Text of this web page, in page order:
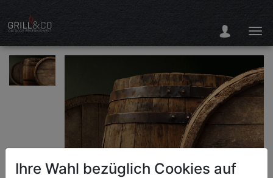
Ihre Wahl bezüglich Cookies auf